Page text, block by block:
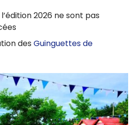
2026 ne sont pas
des Guinguettes de